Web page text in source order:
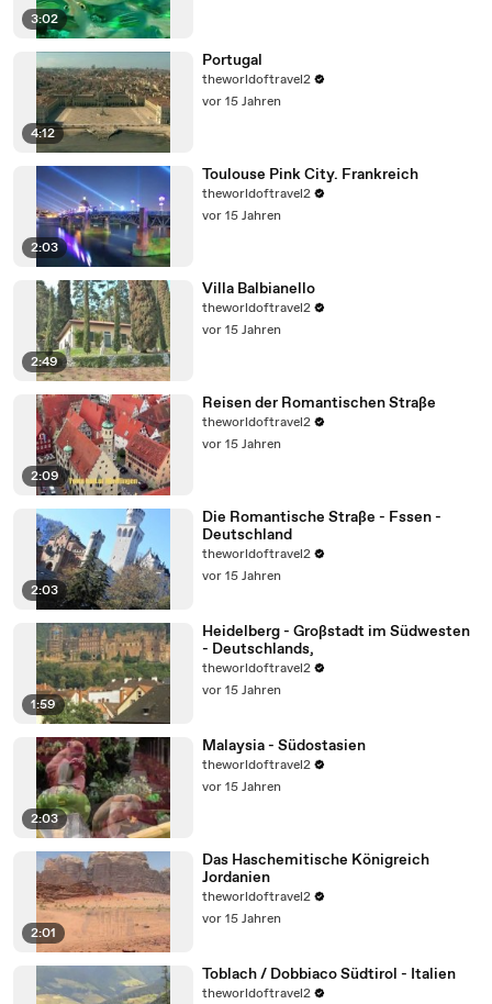
3:02
4:12
Portugal
theworldoftravel2
vor 15 Jahren
2:03
Toulouse Pink City. Frankreich
theworldoftravel2
vor 15 Jahren
2:49
Villa Balbianello
theworldoftravel2
vor 15 Jahren
2:09
Reisen der Romantischen Straße
theworldoftravel2
vor 15 Jahren
2:03
Die Romantische Straße - Fssen -
Deutschland
theworldoftravel2
vor 15 Jahren
1:59
Heidelberg - Großstadt im Südwesten
- Deutschlands,
theworldoftravel2
vor 15 Jahren
2:03
Malaysia - Südostasien
theworldoftravel2
vor 15 Jahren
2:01
Das Haschemitische Königreich
Jordanien
theworldoftravel2
vor 15 Jahren
Toblach / Dobbiaco Südtirol - Italien
theworldoftravel2